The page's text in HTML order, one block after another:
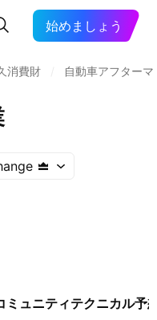
始めましょう
消費財 自動車アフター
ミュニティテクニカル予